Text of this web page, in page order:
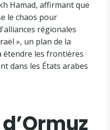
Hamad, affirmant que
le chaos pour
régionales
», un plan de la
étendre les frontières
dans les États arabes